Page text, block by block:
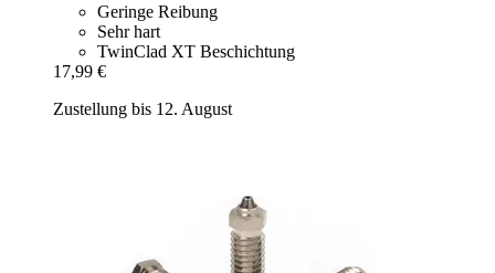
Geringe Reibung
Sehr hart
TwinClad XT Beschichtung
17,99 €
Zustellung bis 12. August